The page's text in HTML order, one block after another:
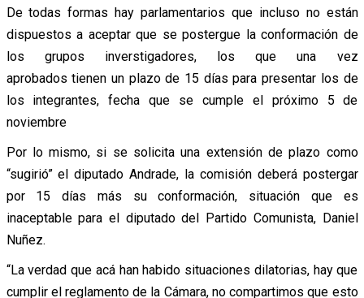
De todas formas hay parlamentarios que incluso no están
dispuestos a aceptar que se postergue la conformación de
los grupos inverstigadores, los que una vez
aprobados tienen un plazo de 15 días para presentar los de
los integrantes, fecha que se cumple el próximo 5 de
noviembre
Por lo mismo, si se solicita una extensión de plazo como
“sugirió” el diputado Andrade, la comisión deberá postergar
por 15 días más su conformación, situación que es
inaceptable para el diputado del Partido Comunista, Daniel
Nuñez.
“La verdad que acá han habido situaciones dilatorias, hay que
cumplir el reglamento de la Cámara, no compartimos que esto